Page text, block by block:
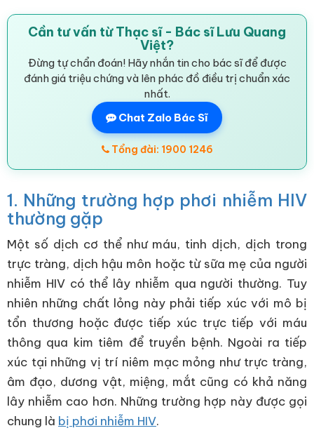
Cần tư vấn từ Thạc sĩ - Bác sĩ Lưu Quang
Việt?
Đừng tự chẩn đoán! Hãy nhắn tin cho bác sĩ để được
đánh giá triệu chứng và lên phác đồ điều trị chuẩn xác
nhất.
Chat Zalo Bác Sĩ
Tổng đài: 1900 1246
1. Những trường hợp phơi nhiễm HIV
thường gặp
Một số dịch cơ thể như máu, tinh dịch, dịch trong
trực tràng, dịch hậu môn hoặc từ sữa mẹ của người
nhiễm HIV có thể lây nhiễm qua người thường. Tuy
nhiên những chất lỏng này phải tiếp xúc với mô bị
tổn thương hoặc được tiếp xúc trực tiếp với máu
thông qua kim tiêm để truyền bệnh. Ngoài ra tiếp
xúc tại những vị trí niêm mạc mỏng như trực tràng,
âm đạo, dương vật, miệng, mắt cũng có khả năng
lây nhiễm cao hơn. Những trường hợp này được gọi
chung là bị phơi nhiễm HIV.